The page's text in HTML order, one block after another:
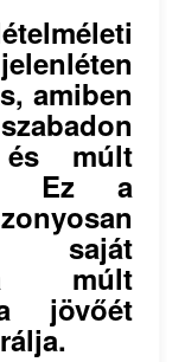
amiben
múlt
Ez a
saját
a múlt
jövőét